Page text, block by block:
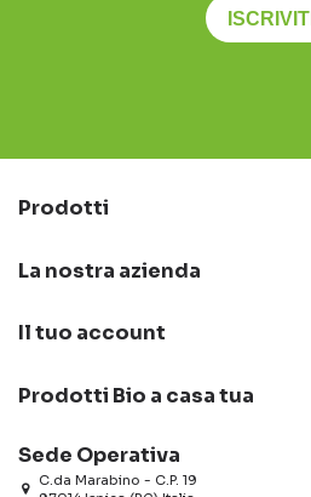
ISCRIVITI
Prodotti
La nostra azienda
Il tuo account
Prodotti Bio a casa tua
Sede Operativa
C.da Marabino - C.P. 19